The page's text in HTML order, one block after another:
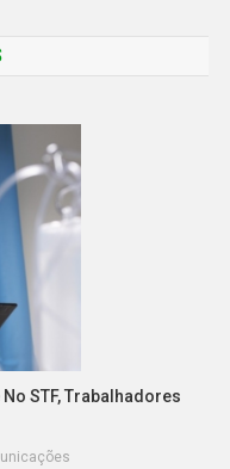
STF, Trabalhadores